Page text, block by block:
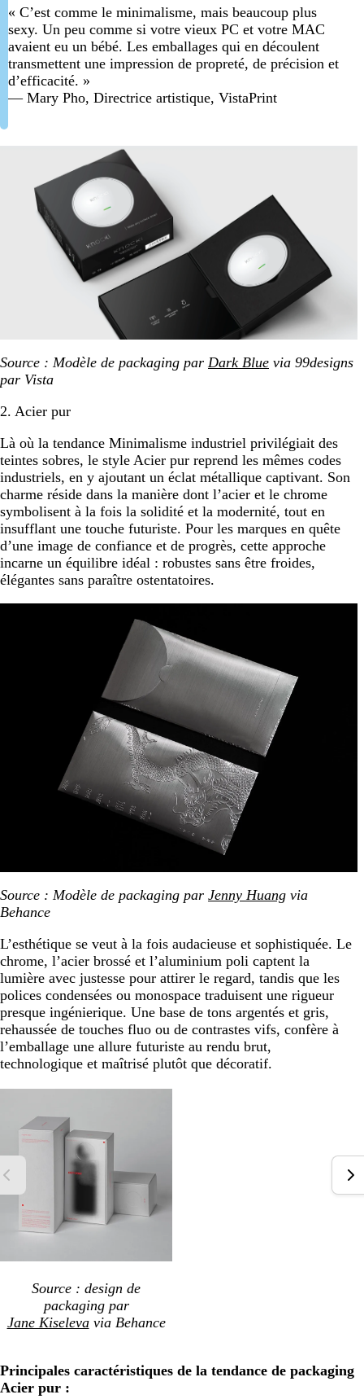
« C’est comme le minimalisme, mais beaucoup plus
sexy. Un peu comme si votre vieux PC et votre MAC
avaient eu un bébé. Les emballages qui en découlent
transmettent une impression de propreté, de précision et
d’efficacité. »
— Mary Pho, Directrice artistique, VistaPrint
Source : Modèle de packaging par Dark Blue via 99designs
par Vista
2. Acier pur
Là où la tendance Minimalisme industriel privilégiait des
teintes sobres, le style Acier pur reprend les mêmes codes
industriels, en y ajoutant un éclat métallique captivant. Son
charme réside dans la manière dont l’acier et le chrome
symbolisent à la fois la solidité et la modernité, tout en
insufflant une touche futuriste. Pour les marques en quête
d’une image de confiance et de progrès, cette approche
incarne un équilibre idéal : robustes sans être froides,
élégantes sans paraître ostentatoires.
Source : Modèle de packaging par Jenny Huang via
Behance
L’esthétique se veut à la fois audacieuse et sophistiquée. Le
chrome, l’acier brossé et l’aluminium poli captent la
lumière avec justesse pour attirer le regard, tandis que les
polices condensées ou monospace traduisent une rigueur
presque ingénierique. Une base de tons argentés et gris,
rehaussée de touches fluo ou de contrastes vifs, confère à
l’emballage une allure futuriste au rendu brut,
technologique et maîtrisé plutôt que décoratif.
Source : design de
packaging par
Jane Kiselevavia Behance
Principales caractéristiques de la tendance de packaging
Acier pur :